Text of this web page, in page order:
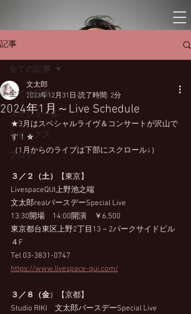
記事
全ての記事
スケジュール
トピックス
ブログ
全ての記事
2024年1月～Live Schedule
文太郎
2023年12月31日 読了時間: 2分
★3月はスペシャルライヴ＆コンサートが沢山で
す！★
（1月からのライブは下部にスクロール↓）
３／２（土）
【東京】
LivespaceQUI上野池之端
文太郎realバースデーSpecial Live
13:30開場　14:00開演　￥6.500
東京都台東区上野2丁目13－2パークサイドビル
４F
Tel 03-3831-0747
https://www.livespace-qui.com/
３／８（金）【京都】
Studio RIKI　文太郎バースデーSpecial Live